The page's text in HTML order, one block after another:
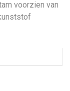
voorzien van